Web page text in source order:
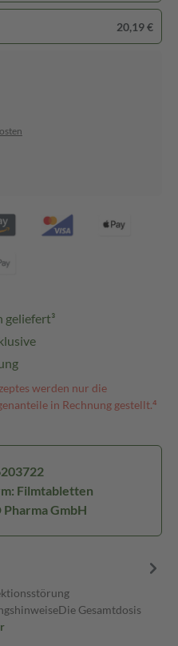
20,19 €
geliefert³
werden nur die
in Rechnung gestellt.⁴
Filmtabletten
GmbH
Gesamtdosis